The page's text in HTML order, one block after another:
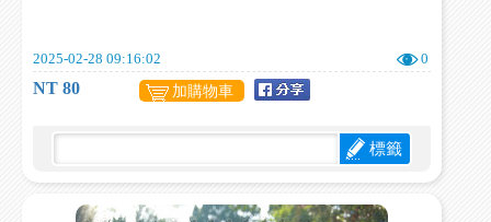
2025-02-28 09:16:02 0
NT 80 加購物車
標籤